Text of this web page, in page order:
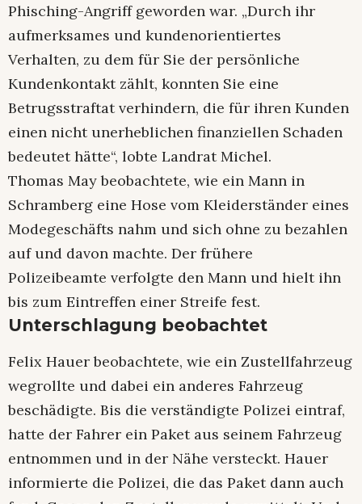
Phisching-Angriff geworden war. „Durch ihr
aufmerksames und kundenorientiertes
Verhalten, zu dem für Sie der persönliche
Kundenkontakt zählt, konnten Sie eine
Betrugsstraftat verhindern, die für ihren Kunden
einen nicht unerheblichen finanziellen Schaden
bedeutet hätte“, lobte Landrat Michel.
Thomas May beobachtete, wie ein Mann in
Schramberg eine Hose vom Kleiderständer eines
Modegeschäfts nahm und sich ohne zu bezahlen
auf und davon machte. Der frühere
Polizeibeamte verfolgte den Mann und hielt ihn
bis zum Eintreffen einer Streife fest.
Unterschlagung beobachtet
Felix Hauer beobachtete, wie ein Zustellfahrzeug
wegrollte und dabei ein anderes Fahrzeug
beschädigte. Bis die verständigte Polizei eintraf,
hatte der Fahrer ein Paket aus seinem Fahrzeug
entnommen und in der Nähe versteckt. Hauer
informierte die Polizei, die das Paket dann auch